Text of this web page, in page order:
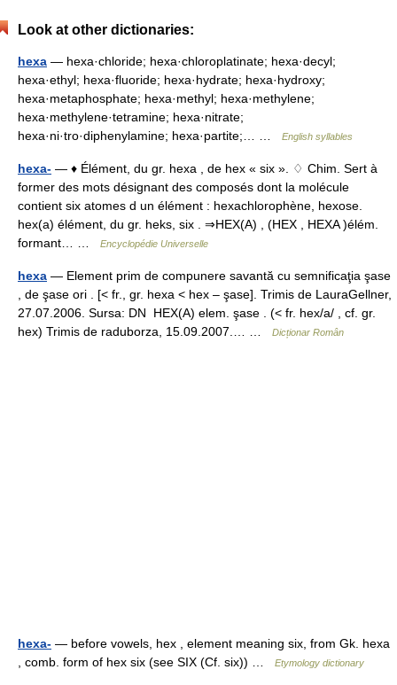
Look at other dictionaries:
hexa — hexa·chloride; hexa·chloroplatinate; hexa·decyl;
hexa·ethyl; hexa·fluoride; hexa·hydrate; hexa·hydroxy;
hexa·metaphosphate; hexa·methyl; hexa·methylene;
hexa·methylene·tetramine; hexa·nitrate;
hexa·ni·tro·diphenylamine; hexa·partite;… …
English syllables
hexa- — ♦ Élément, du gr. hexa , de hex « six ». ♢ Chim. Sert à
former des mots désignant des composés dont la molécule
contient six atomes d un élément : hexachlorophène, hexose.
hex(a) élément, du gr. heks, six . ⇒HEX(A) , (HEX , HEXA )élém.
formant… …
Encyclopédie Universelle
hexa — Element prim de compunere savantă cu semnificaţia şase
, de şase ori . [< fr., gr. hexa < hex – şase]. Trimis de LauraGellner,
27.07.2006. Sursa: DN HEX(A) elem. şase . (< fr. hex/a/ , cf. gr.
hex) Trimis de raduborza, 15.09.2007.… …
Dicționar Român
hexa- — before vowels, hex , element meaning six, from Gk. hexa
, comb. form of hex six (see SIX (Cf. six)) …
Etymology dictionary